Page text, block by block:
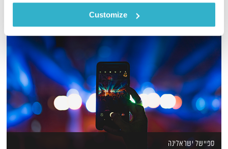
Customize
ספיישל ישראלינה